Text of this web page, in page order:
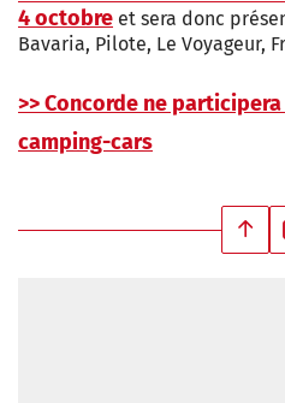
4 octobre et sera donc
Bavaria, Pilote, Le Voyageur,
>> Concorde ne
camping-cars